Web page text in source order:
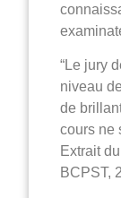
“Le jury
niveau
de
cours ne
Extrait
BCPST,